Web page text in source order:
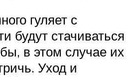
гуляет с
будут стачиваться
в этом случае их
Уход и